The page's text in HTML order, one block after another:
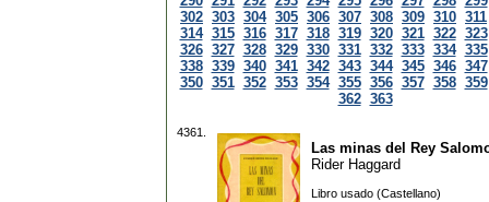
302 303 304 305 306 307 308 309 310 311
314 315 316 317 318 319 320 321 322 323
326 327 328 329 330 331 332 333 334 335
338 339 340 341 342 343 344 345 346 347
350 351 352 353 354 355 356 357 358 359
362 363
4361.
Las minas del Rey
Rider Haggard
Libro usado (Castellano)